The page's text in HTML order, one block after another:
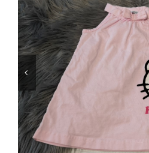
Jungen
Mädchen
Accesoires
Schuhe / Socken